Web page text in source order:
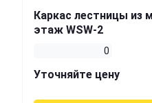
Каркас лестницы из
этаж WSW-2
0
Уточняйте цену